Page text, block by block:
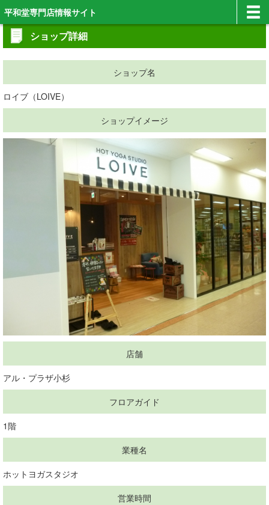
平和堂専門店情報サイト
ショップ詳細
ショップ名
ロイブ（LOIVE）
ショップイメージ
店舗
アル・プラザ小杉
フロアガイド
1階
業種名
ホットヨガスタジオ
営業時間